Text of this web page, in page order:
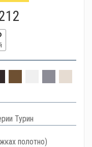
Турин
полотно)